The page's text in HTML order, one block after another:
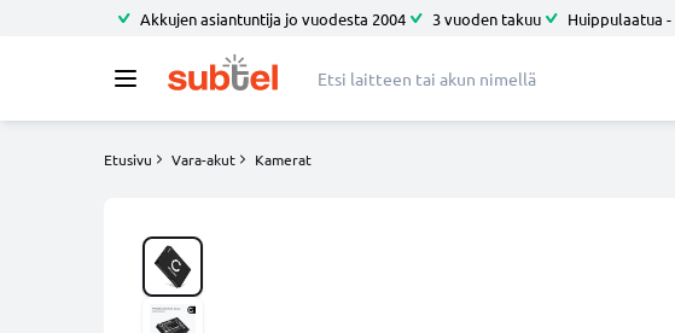
Akkujen asiantuntija jo vuodesta 2004 3 vuoden takuu Huippulaatua
Etusivu Vara-akut Kamerat